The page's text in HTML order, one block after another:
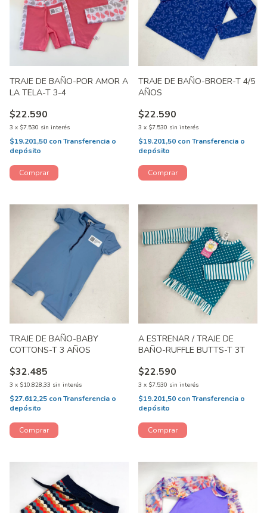
TRAJE DE BAÑO-POR AMOR A
LA TELA-T 3-4
$22.590
3 x $7.530 sin interés
$19.201,50 conTransferencia o
depósito
TRAJE DE BAÑO-BROER-T 4/5
AÑOS
$22.590
3 x $7.530 sin interés
$19.201,50 conTransferencia o
depósito
TRAJE DE BAÑO-BABY
COTTONS-T 3 AÑOS
$32.485
3 x $10.828,33 sin interés
$27.612,25 conTransferencia o
depósito
A ESTRENAR / TRAJE DE
BAÑO-RUFFLE BUTTS-T 3T
$22.590
3 x $7.530 sin interés
$19.201,50 conTransferencia o
depósito